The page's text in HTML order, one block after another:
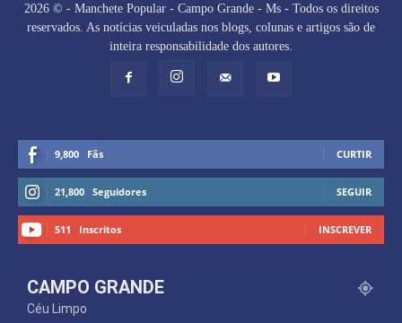
2026 © - Manchete Popular - Campo Grande - Ms - Todos os direitos
reservados. As notícias veiculadas nos blogs, colunas e artigos são de
inteira responsabilidade dos autores.
9,800 Fãs CURTIR
21,800 Seguidores SEGUIR
511 Inscritos INSCREVER
CAMPO GRANDE
Céu Limpo